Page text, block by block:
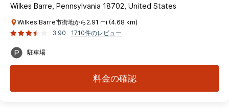
Wilkes Barre, Pennsylvania 18702, United States
Wilkes Barre市街地から2.91 mi (4.68 km)
3.90
1710件のレビュー
駐車場
料金の確認